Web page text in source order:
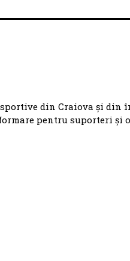
din Craiova și din
pentru suporteri și